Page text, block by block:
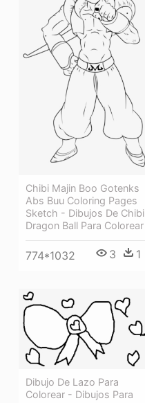
Chibi Majin Boo Gotenks
Abs Buu Coloring Pages
Sketch - Dibujos De Chibi
Dragon Ball Para Colorear
774*1032 3 1
Dibujo De Lazo Para
Colorear - Dibujos Para